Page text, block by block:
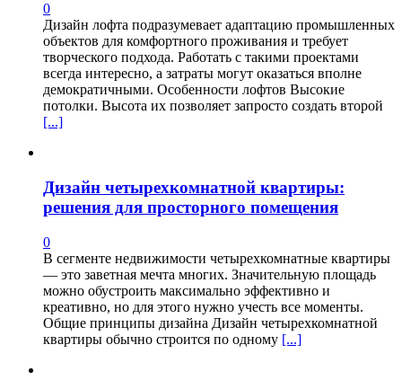
0
Дизайн лофта подразумевает адаптацию промышленных
объектов для комфортного проживания и требует
творческого подхода. Работать с такими проектами
всегда интересно, а затраты могут оказаться вполне
демократичными. Особенности лофтов Высокие
потолки. Высота их позволяет запросто создать второй
[...]
Дизайн четырехкомнатной квартиры:
решения для просторного помещения
0
В сегменте недвижимости четырехкомнатные квартиры
— это заветная мечта многих. Значительную площадь
можно обустроить максимально эффективно и
креативно, но для этого нужно учесть все моменты.
Общие принципы дизайна Дизайн четырехкомнатной
квартиры обычно строится по одному [...]